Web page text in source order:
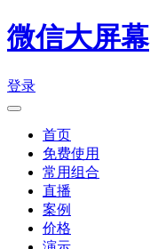
微信大屏幕
登录
首页
免费使用
常用组合
直播
案例
价格